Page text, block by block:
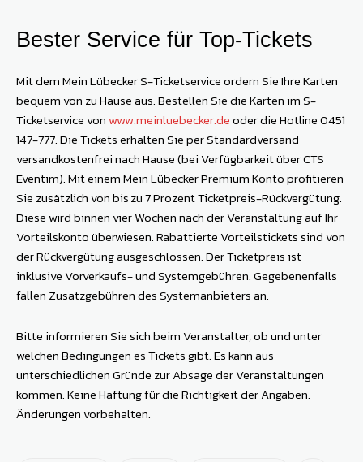
Bester Service für Top-Tickets
Mit dem Mein Lübecker S-Ticketservice ordern Sie Ihre Karten
bequem von zu Hause aus. Bestellen Sie die Karten im S-
Ticketservice von www.meinluebecker.deoder die Hotline 0451
147-777. Die Tickets erhalten Sie per Standardversand
versandkostenfrei nach Hause (bei Verfügbarkeit über CTS
Eventim). Mit einem Mein Lübecker Premium Konto profitieren
Sie zusätzlich von bis zu 7 Prozent Ticketpreis-Rückvergütung.
Diese wird binnen vier Wochen nach der Veranstaltung auf Ihr
Vorteilskonto überwiesen. Rabattierte Vorteilstickets sind von
der Rückvergütung ausgeschlossen. Der Ticketpreis ist
inklusive Vorverkaufs- und Systemgebühren. Gegebenenfalls
fallen Zusatzgebühren des Systemanbieters an.
Bitte informieren Sie sich beim Veranstalter, ob und unter
welchen Bedingungen es Tickets gibt. Es kann aus
unterschiedlichen Gründe zur Absage der Veranstaltungen
kommen. Keine Haftung für die Richtigkeit der Angaben.
Änderungen vorbehalten.